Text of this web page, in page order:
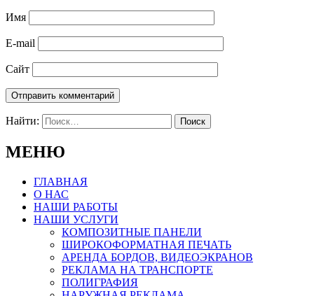
Имя
E-mail
Сайт
Найти:
МЕНЮ
ГЛАВНАЯ
О НАС
НАШИ РАБОТЫ
НАШИ УСЛУГИ
КОМПОЗИТНЫЕ ПАНЕЛИ
ШИРОКОФОРМАТНАЯ ПЕЧАТЬ
АРЕНДА БОРДОВ, ВИДЕОЭКРАНОВ
РЕКЛАМА НА ТРАНСПОРТЕ
ПОЛИГРАФИЯ